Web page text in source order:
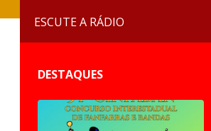
ESCUTE A RÁDIO
DESTAQUES